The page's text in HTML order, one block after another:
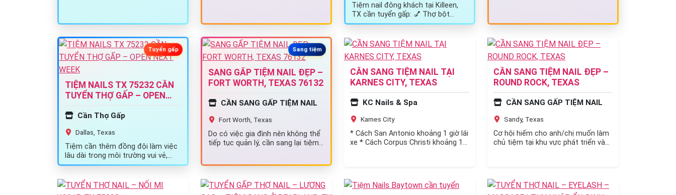
Tiệm nail đông khách tại Killeen,
TX cần tuyển gấp: 💅 Thợ bột
(Acrylic) 💅 Thợ tay chân nước 💅…
Tuyển gấp
TIỆM NAILS TX 75232 CẦN
TUYỂN THỢ GẤP – OPEN
Cần Thợ Gấp
Dallas, Texas
Tiệm cần thêm đồng đội làm việc
lâu dài trong môi trường vui vẻ,
thoải mái, chủ hòa đồng, dễ…
Sang tiệm
SANG GẤP TIỆM NAIL ĐẸP –
FORT WORTH, TEXAS 76132
CẦN SANG GẤP TIỆM NAIL
Fort Worth, Texas
Do có việc gia đình nên không thể
tiếp tục quản lý, cần sang lại tiệm
CẦN SANG TIỆM NAIL TẠI
KARNES CITY, TEXAS
KC Nails & Spa
Karnes City
* Cách San Antonio khoảng 1 giờ lái
xe * Cách Corpus Christi khoảng 1
CẦN SANG TIỆM NAIL ĐẸP –
ROUND ROCK, TEXAS
CẦN SANG GẤP TIỆM NAIL
Sandy, Texas
Cơ hội hiếm cho anh/chị muốn làm
chủ tiệm tại khu vực phát triển và